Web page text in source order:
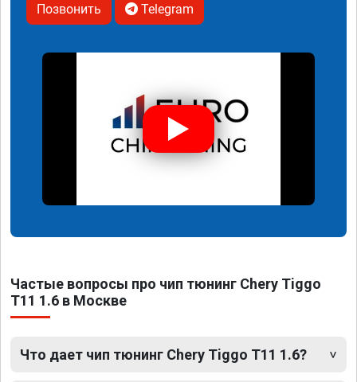
Позвонить Telegram
Частые вопросы про чип тюнинг Chery Tiggo
T11 1.6 в Москве
Что дает чип тюнинг Chery Tiggo T11 1.6?